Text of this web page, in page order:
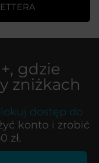
, gdzie
zniżkach
dostęp do
konto i zrobić
zł.